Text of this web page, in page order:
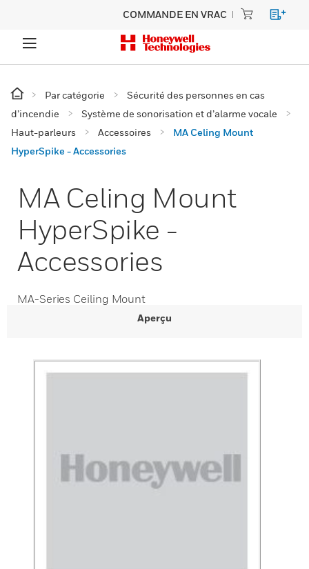
COMMANDE EN VRAC
Par catégorie
Sécurité des personnes en cas
d’incendie
Système de sonorisation et d’alarme vocale
Haut-parleurs
Accessoires
MA Celing Mount
HyperSpike - Accessories
MA Celing Mount
HyperSpike -
Accessories
MA-Series Ceiling Mount
Aperçu